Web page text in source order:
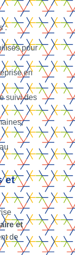
:
pour
en
suivi des
et
et
de